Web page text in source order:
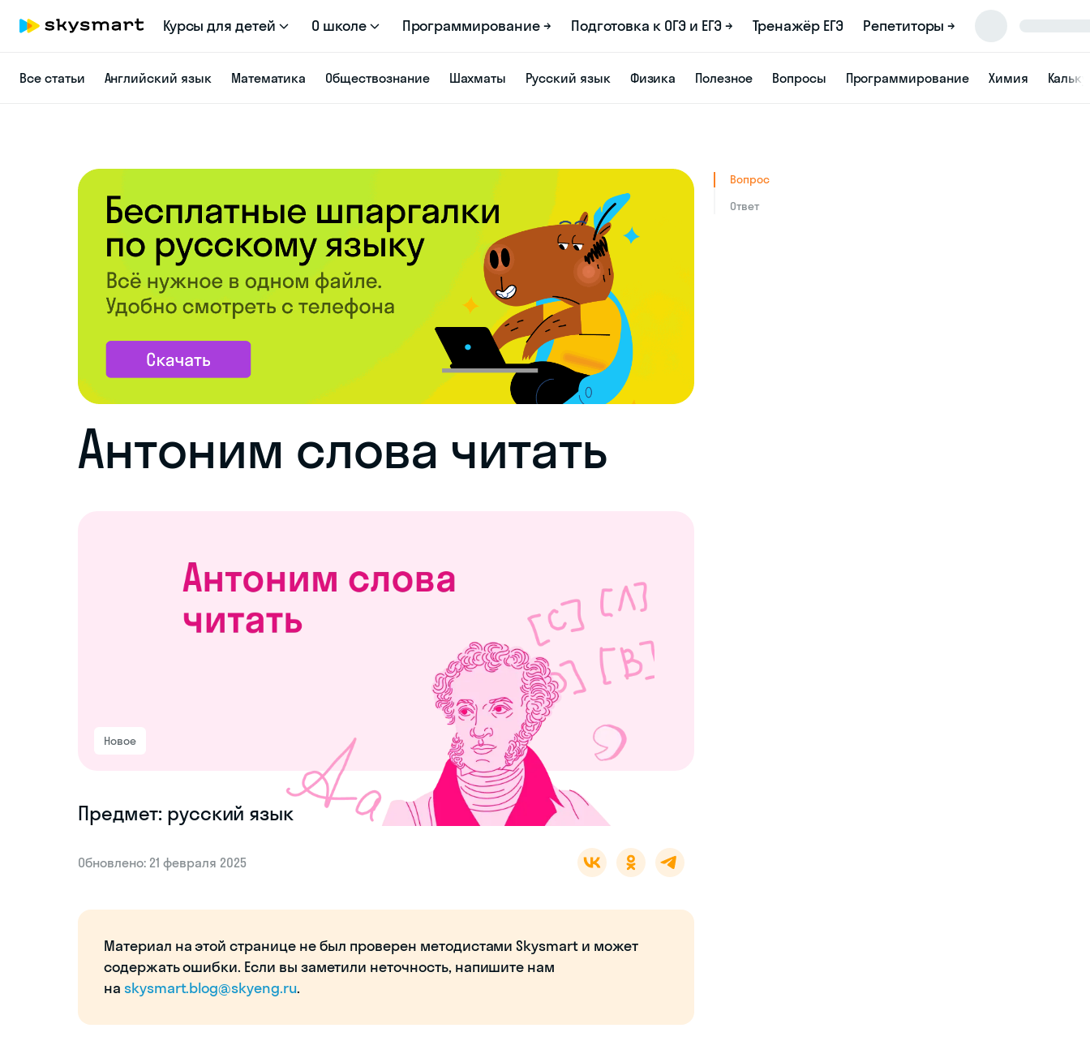
Курсы для детей О школе Программирование → Подготовка к ОГЭ и ЕГЭ → Тренажёр ЕГЭ Репетиторы →
Все статьи Английский язык Математика Обществознание Шахматы Русский язык Физика Полезное Вопросы Программирование Химия
Антоним слова читать
Новое
Предмет: русский язык
Обновлено: 21 февраля 2025
Материал на этой странице не был проверен методистами Skysmart и может
содержать ошибки. Если вы заметили неточность, напишите нам
на skysmart.blog@skyeng.ru.
Вопрос
Ответ